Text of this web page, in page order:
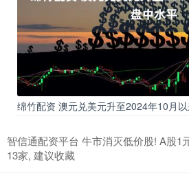
绵竹配资 澳元兑美元升至2024年10月
智信通配资平台 牛市消灭低价股! A股1
13家, 建议收藏